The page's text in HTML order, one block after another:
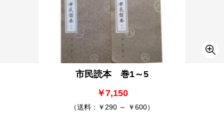
市民読本 巻1～5
￥7,150
（送料：￥290 ～ ￥600）